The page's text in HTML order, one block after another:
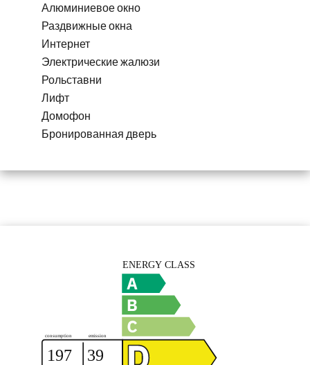
Алюминиевое окно
Раздвижные окна
Интернет
Электрические жалюзи
Рольставни
Лифт
Домофон
Бронированная дверь